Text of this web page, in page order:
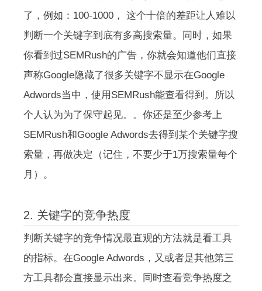
了，例如：100-1000， 这个十倍的差距让人难以
判断一个关键字到底有多高搜索量。同时，如果
你看到过SEMRush的广告，你就会知道他们直接
声称Google隐藏了很多关键字不显示在Google
Adwords当中，使用SEMRush能查看得到。所以
个人认为为了保守起见。。你还是至少参考上
SEMRush和Google Adwords去得到某个关键字搜
索量，再做决定（记住，不要少于1万搜索量每个
月）。
2. 关键字的竞争热度
判断关键字的竞争情况最直观的方法就是看工具
的指标。在Google Adwords，又或者是其他第三
方工具都会直接显示出来。同时查看竞争热度之